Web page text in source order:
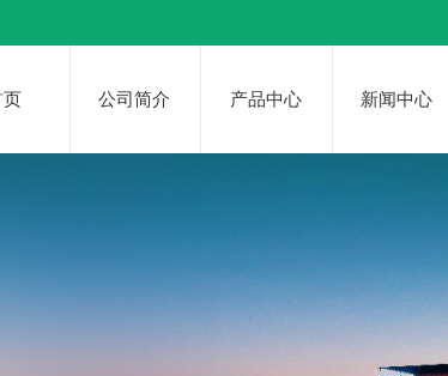
页 公司简介 产品中心 新闻中心